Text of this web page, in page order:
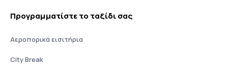
Προγραμματίστε το ταξίδι σας
Αεροπορικά εισιτήρια
City Break